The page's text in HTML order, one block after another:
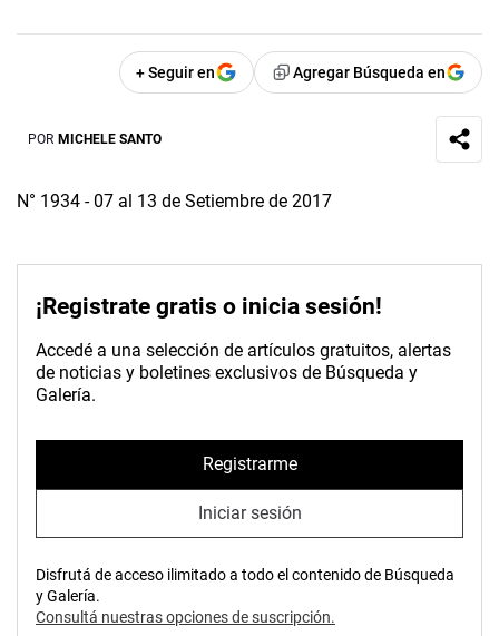
+ Seguir en Agregar Búsqueda en
POR MICHELE SANTO
N° 1934 - 07 al 13 de Setiembre de 2017
¡Registrate gratis o inicia sesión!
Accedé a una selección de artículos gratuitos, alertas
de noticias y boletines exclusivos de Búsqueda y
Galería.
Registrarme
Iniciar sesión
Disfrutá de acceso ilimitado a todo el contenido de Búsqueda
y Galería.
Consultá nuestras opciones de suscripción.